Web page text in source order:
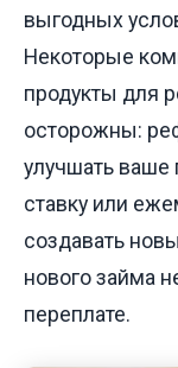
выгодных
Некоторые
продукты для
осторожны:
улучшать
ставку или
создавать
нового займа
переплате.